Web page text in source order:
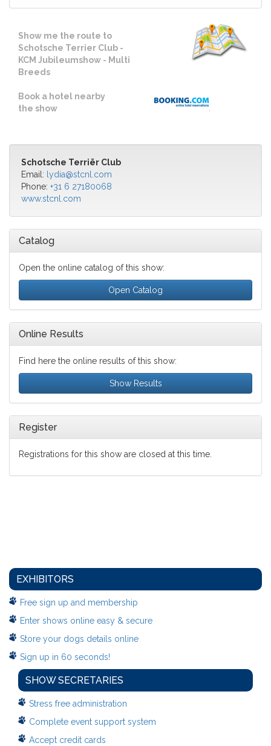
Show me the route to
Schotsche Terrier Club -
KCM Jubileumshow - Multi
Breeds
Book a hotel nearby
the show
Schotsche Terriër Club
Email: lydia@stcnl.com
Phone: +31 6 27180068
www.stcnl.com
Catalog
Open the online catalog of this show:
Open Catalog
Online Results
Find here the online results of this show:
Show Results
Register
Registrations for this show are closed at this time.
EXHIBITORS
Free sign up and membership
Enter shows online easy & secure
Store your dogs details online
Sign up in 60 seconds!
SHOW SECRETARIES
Stress free administration
Complete event support system
Accept credit cards